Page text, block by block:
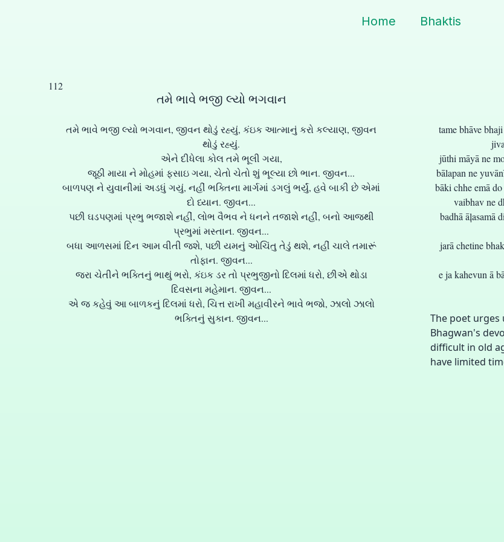
Home Bhaktis
તમે ભાવે ભજી લ્યો ભગવાન
તમે ભાવે ભજી લ્યો ભગવાન, જીવન થોડું રહ્યું, કંઇક આત્માનું કરો કલ્યાણ, જીવન
થોડું રહ્યું.
એને દીધેલા કોલ તમે ભૂલી ગયા,
જૂઠી માયા ને મોહમાં ફસાઇ ગયા, ચેતો ચેતો શું ભૂલ્યા છો ભાન. જીવન...
બાળપણ ને યુવાનીમાં અડધું ગયું, નહીં ભક્તિના માર્ગમાં ડગલું ભર્યું, હવે બાકી છે એમાં
દો ધ્યાન. જીવન...
પછી ઘડપણમાં પ્રભુ ભજાશે નહીં, લોભ વૈભવ ને ધનને તજાશે નહીં, બનો આજથી
પ્રભુમાં મસ્તાન. જીવન...
બધા આળસમાં દિન આમ વીતી જશે, પછી યમનું ઓચિંતુ તેડું થશે, નહીં ચાલે તમારૂં
તોફાન. જીવન...
જરા ચેતીને ભક્તિનું ભાથું ભરો, કંઇક ડર તો પ્રભુજીનો દિલમાં ધરો, છીએ થોડા
દિવસના મહેમાન. જીવન...
એ જ કહેવું આ બાળકનું દિલમાં ધરો, ચિત્ત રાખી મહાવીરને ભાવે ભજો, ઝાલો ઝાલો
ભક્તિનું સુકાન. જીવન...
112
tame bhāve
jūthi māyā ne
bālapan ne
bāki chhe emā
vaibhav ne
badhā āļasamā
jarā chetine
e ja kahevun ā
The poet urges
Bhagwan's
difficult in old
have limited